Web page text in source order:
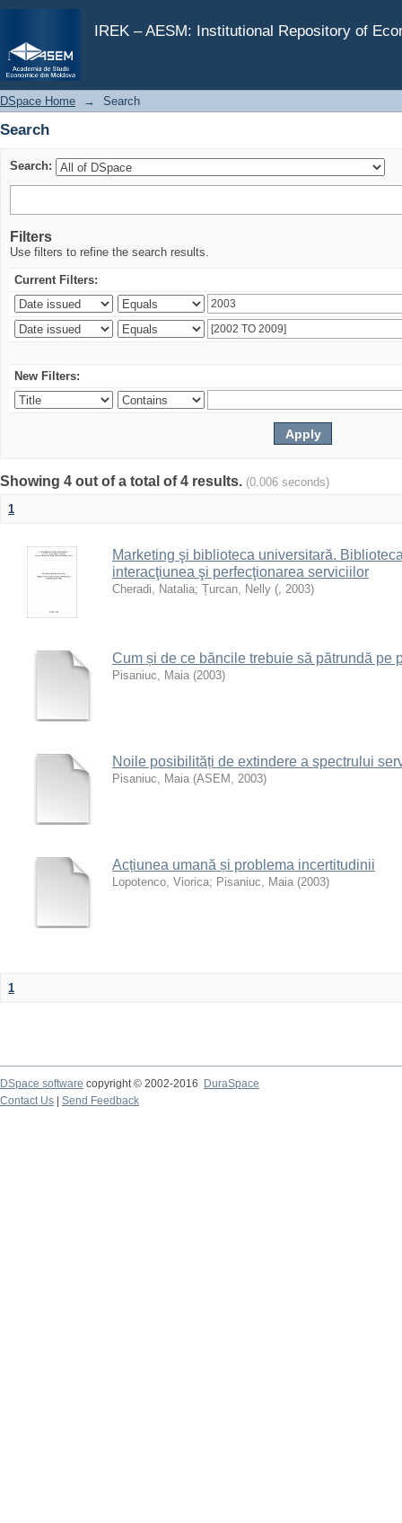
IREK – AESM: Institutional Repository of
Search
DSpace Home → Search
Search
Search:
Filters
Use filters to refine the search results.
Current Filters:
New Filters:
Showing 4 out of a total of 4 results. (0.006 seconds)
1
Marketing şi biblioteca universitară.
interacţiunea şi perfecţionarea serviciilor
Cheradi, Natalia; Țurcan, Nelly (, 2003)
Cum și de ce băncile trebuie să pătrundă pe
Pisaniuc, Maia (2003)
Noile posibilități de extindere a spectrului
Pisaniuc, Maia (ASEM , 2003)
Acțiunea umană și problema incertitudinii
Lopotenco, Viorica; Pisaniuc, Maia (2003)
1
DSpace software copyright © 2002-2016
DuraSpace
Contact Us
Send Feedback